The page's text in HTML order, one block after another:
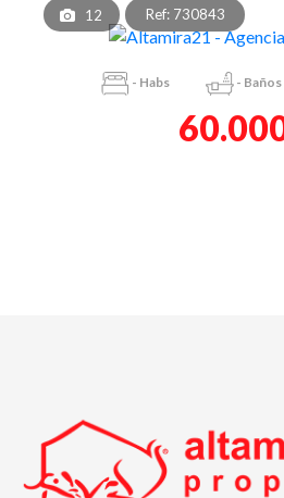
12 Ref: 730843
- Habs - Baños